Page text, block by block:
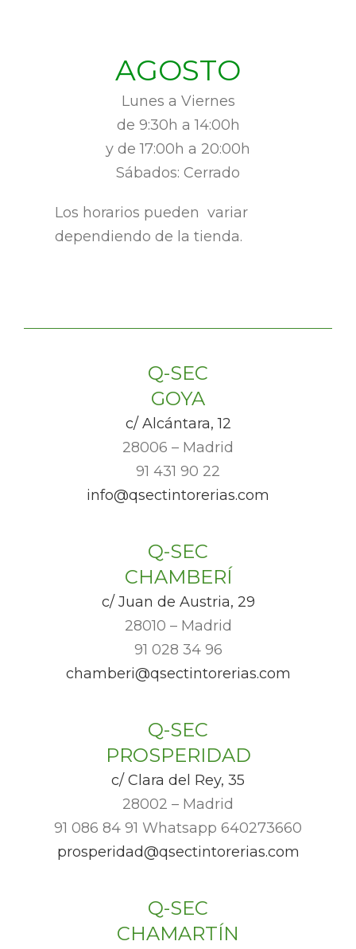
AGOSTO
Lunes a Viernes
de 9:30h a 14:00h
y de 17:00h a 20:00h
Sábados: Cerrado
Los horarios pueden variar
dependiendo de la tienda.
Q-SEC
GOYA
c/ Alcántara, 12
28006 – Madrid
91 431 90 22
info@qsectintorerias.com
Q-SEC
CHAMBERÍ
c/ Juan de Austria, 29
28010 – Madrid
91 028 34 96
chamberi@qsectintorerias.com
Q-SEC
PROSPERIDAD
c/ Clara del Rey, 35
28002 – Madrid
91 086 84 91 Whatsapp 640273660
prosperidad@qsectintorerias.com
Q-SEC
CHAMARTÍN